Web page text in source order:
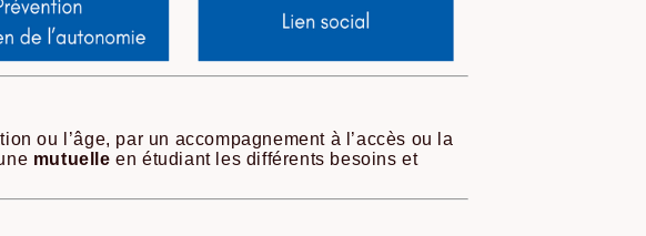
ou l’âge, par un accompagnement à l’accès ou la
mutuelle en étudiant les différents besoins et